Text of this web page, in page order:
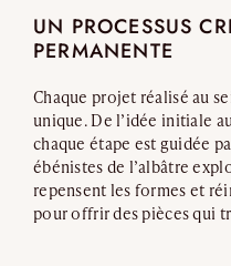
UN PROCESSUS
PERMANENTE
Chaque projet réalisé au
unique. De l’idée initiale
chaque étape est guidée
ébénistes de l’albâtre
repensent les formes et
pour offrir des pièces qui